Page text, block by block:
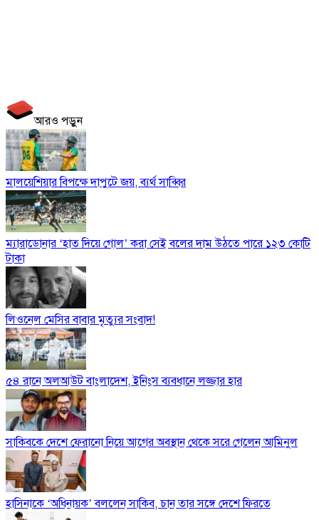
আরও পড়ুন
মালয়েশিয়ার বিপক্ষে দাপুটে জয়, ব্যর্থ সাব্বির
ম্যারাডোনার ‘হাত দিয়ে গোল’ করা সেই বলের দাম উঠতে পারে ১২৩ কোটি
টাকা
লিওনেল মেসির বাবার মৃত্যুর সংবাদ!
৫৪ রানে অলআউট বাংলাদেশ, ইনিংস ব্যবধানে লজ্জার হার
সাকিবকে দেশে ফেরানো নিয়ে আগের অবস্থান থেকে সরে গেলেন আমিনুল
হাসিনাকে ‘অধিনায়ক’ বললেন সাকিব, চান তার সঙ্গে দেশে ফিরতে